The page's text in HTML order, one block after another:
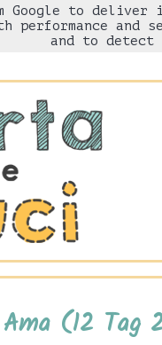
Chi sono
(12 Tag
Google to
performance
and to detect